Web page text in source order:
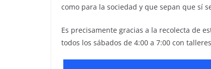
como para la sociedad y que sepan que sí
Es precisamente gracias a la recolecta de
todos los sábados de 4:00 a 7:00 con